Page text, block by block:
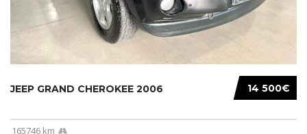
14 500€
JEEP GRAND CHEROKEE 2006
165746 km